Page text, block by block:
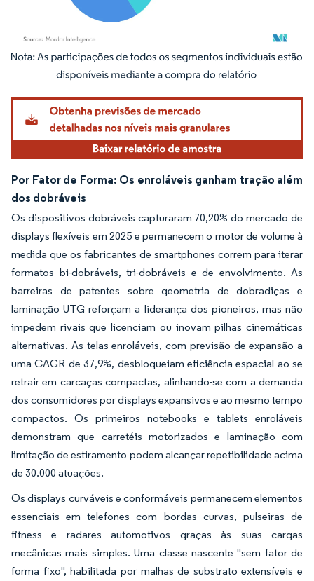
Imagem © Mordor Intelligence. O reuso requer atribuição conforme CC BY 4.0.
Por Fator de Forma: Os enroláveis ganham tração além
dos dobráveis
Os dispositivos dobráveis capturaram 70,20% do mercado de
displays flexíveis em 2025 e permanecem o motor de volume à
medida que os fabricantes de smartphones correm para iterar
formatos bi-dobráveis, tri-dobráveis e de envolvimento. As
barreiras de patentes sobre geometria de dobradiças e
laminação UTG reforçam a liderança dos pioneiros, mas não
impedem rivais que licenciam ou inovam pilhas cinemáticas
alternativas. As telas enroláveis, com previsão de expansão a
uma CAGR de 37,9%, desbloqueiam eficiência espacial ao se
retrair em carcaças compactas, alinhando-se com a demanda
dos consumidores por displays expansivos e ao mesmo tempo
compactos. Os primeiros notebooks e tablets enroláveis
demonstram que carretéis motorizados e laminação com
limitação de estiramento podem alcançar repetibilidade acima
de 30.000 atuações.
Os displays curváveis e conformáveis permanecem elementos
essenciais em telefones com bordas curvas, pulseiras de
fitness e radares automotivos graças às suas cargas
mecânicas mais simples. Uma classe nascente "sem fator de
forma fixo", habilitada por malhas de substrato extensíveis e